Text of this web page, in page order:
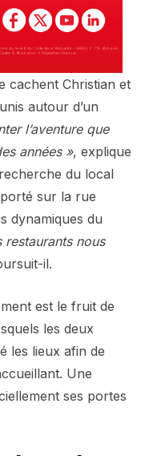
cachent Christian et
autour d’un
l’aventure que
années », explique
du local
sur la rue
dynamiques du
restaurants nous
il.
est le fruit de
les deux
les lieux afin de
Une
ses portes